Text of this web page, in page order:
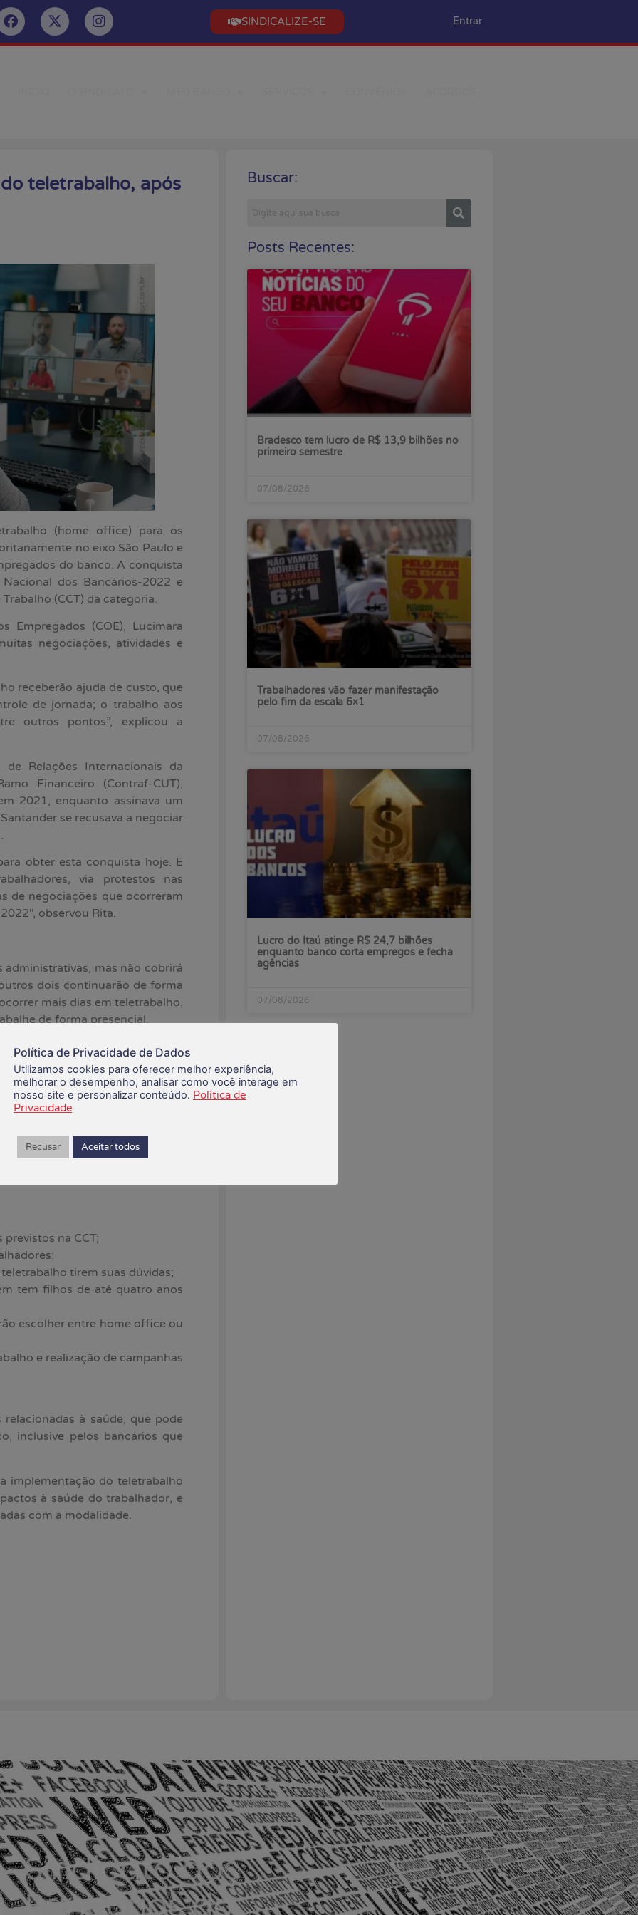
SINDICALIZE-SE Entrar
teletrabalho, após
(home office) para os
no eixo São Paulo e
do banco. A conquista
dos Bancários-2022 e
(CCT) da categoria.
Empregados (COE), Lucimara
negociações, atividades e
receberão ajuda de custo, que
de jornada; o trabalho aos
outros pontos”, explicou a
Relações Internacionais da
Financeiro (Contraf-CUT),
2021, enquanto assinava um
se recusava a negociar
obter esta conquista hoje. E
via protestos nas
de negociações que ocorreram
observou Rita.
administrativas, mas não cobrirá
dois continuarão de forma
mais dias em teletrabalho,
de forma presencial.
ajuda de custo. “Vale destacar
será paga para os empregados
banco, em 50% da jornada”,
uma só vez ou em 12 parcelas
na CCT;
tirem suas dúvidas;
tem filhos de até quatro anos
escolher entre home office ou
e realização de campanhas
à saúde, que pode
inclusive pelos bancários que
implementação do teletrabalho
à saúde do trabalhador, e
com a modalidade.
Buscar:
Posts Recentes:
Bradesco tem lucro de R$ 13,9 bilhões no
primeiro semestre
07/08/2026
Trabalhadores vão fazer manifestação
pelo fim da escala 6×1
07/08/2026
Lucro do Itaú atinge R$ 24,7 bilhões
enquanto banco corta empregos e fecha
agências
07/08/2026
Política de Privacidade de Dados
Utilizamos cookies para oferecer melhor experiência,
melhorar o desempenho, analisar como você interage em
nosso site e personalizar conteúdo. Política de
Privacidade
Recusar Aceitar todos